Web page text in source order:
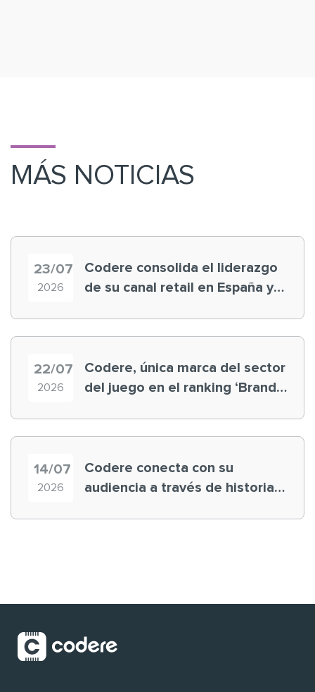
MÁS NOTICIAS
23/07
2026
Codere consolida el liderazgo
de su canal retail en España y
22/07
2026
Codere, única marca del sector
del juego en el ranking ‘Brand
14/07
2026
Codere conecta con su
audiencia a través de historias